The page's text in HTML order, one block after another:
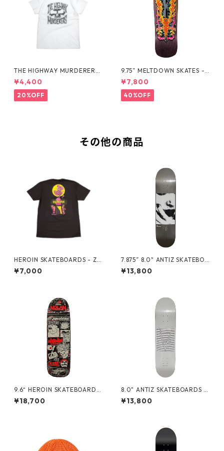
THE HIGHWAY MURDERERS
Back-Logo Tee -White
¥4,400
20%OFF
9.75” MELTDOWN SKATES -
EXCALIBIRD DECK -
¥7,800
40%OFF
その他の商品
HEROIN SKATEBOARDS - ZO
MBIE BLK TEE -
¥7,000
7.875” 8.0" ANTIZ SKATEBOA
RDS - MUSIC-Series - CICC
ONE YOUTH -
¥13,800
9.6“ HEROIN SKATEBOARDS
- NOLAN’S ORIGINAL -
¥18,700
8.0" ANTIZ SKATEBOARDS -
MUSIC-Series - JOY DIVISIO
N -
¥13,800